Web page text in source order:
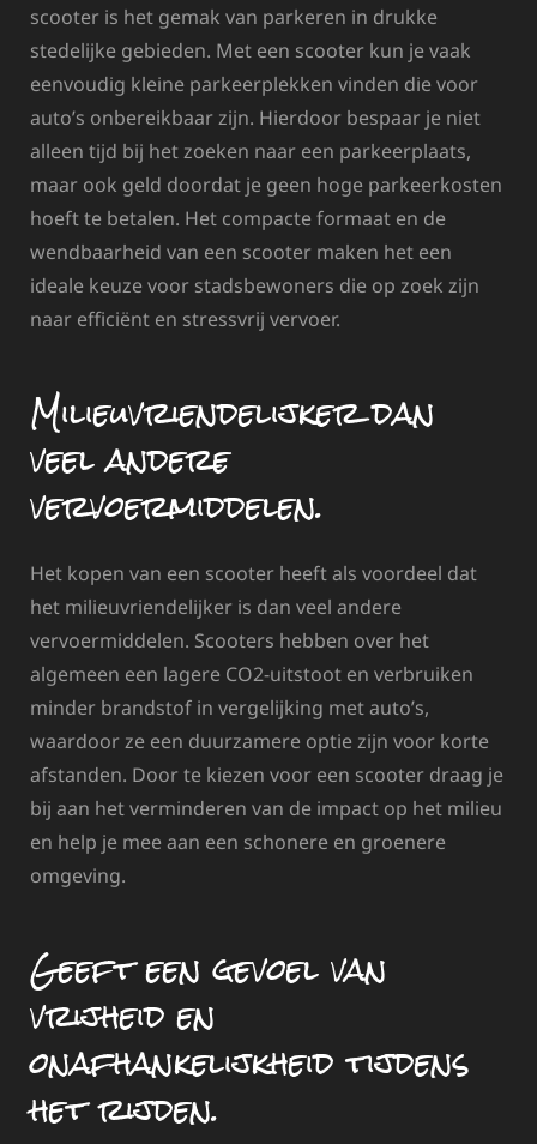
scooter is het gemak van parkeren in drukke
stedelijke gebieden. Met een scooter kun je vaak
eenvoudig kleine parkeerplekken vinden die voor
auto’s onbereikbaar zijn. Hierdoor bespaar je niet
alleen tijd bij het zoeken naar een parkeerplaats,
maar ook geld doordat je geen hoge parkeerkosten
hoeft te betalen. Het compacte formaat en de
wendbaarheid van een scooter maken het een
ideale keuze voor stadsbewoners die op zoek zijn
naar efficiënt en stressvrij vervoer.
Milieuvriendelijker dan
veel andere
vervoermiddelen.
Het kopen van een scooter heeft als voordeel dat
het milieuvriendelijker is dan veel andere
vervoermiddelen. Scooters hebben over het
algemeen een lagere CO2-uitstoot en verbruiken
minder brandstof in vergelijking met auto’s,
waardoor ze een duurzamere optie zijn voor korte
afstanden. Door te kiezen voor een scooter draag je
bij aan het verminderen van de impact op het milieu
en help je mee aan een schonere en groenere
omgeving.
Geeft een gevoel van
vrijheid en
onafhankelijkheid tijdens
het rijden.